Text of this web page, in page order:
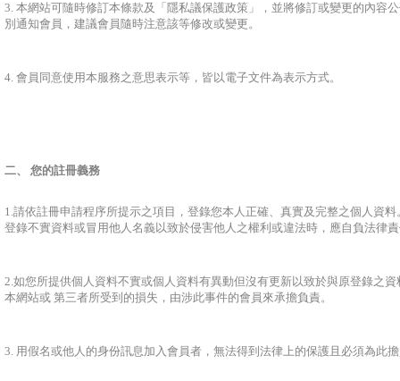
3. 本網站可隨時修訂本條款及「隱私議保護政策」，並將修訂或變更的內容
別通知會員，建議會員隨時注意該等修改或變更。
4. 會員同意使用本服務之意思表示等，皆以電子文件為表示方式。
二、 您的註冊義務
1.請依註冊申請程序所提示之項目，登錄您本人正確、真實及完整之個人資
登錄不實資料或冒用他人名義以致於侵害他人之權利或違法時，應自負法律
2.如您所提供個人資料不實或個人資料有異動但沒有更新以致於與原登錄之
本網站或 第三者所受到的損失，由涉此事件的會員來承擔負責。
3. 用假名或他人的身份訊息加入會員者，無法得到法律上的保護且必須為此